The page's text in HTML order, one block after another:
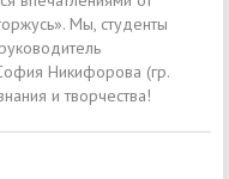
Мы, студенты
Никифорова (гр.
и творчества!